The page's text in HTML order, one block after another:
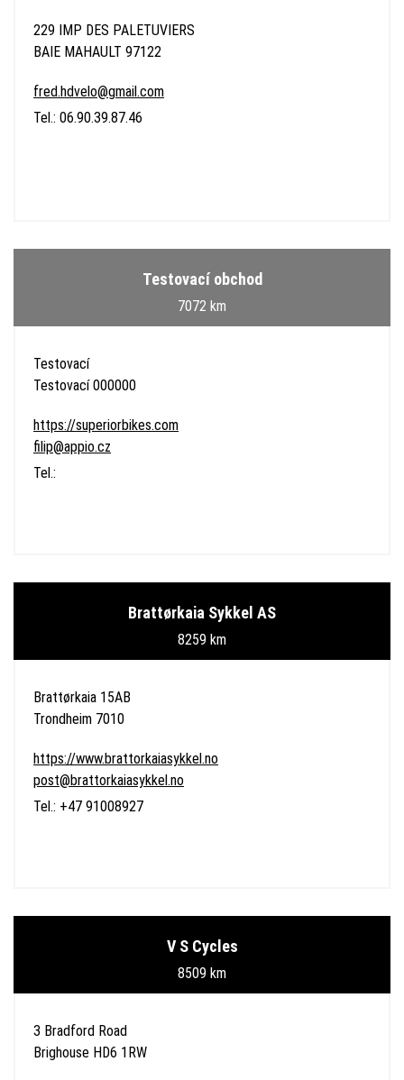
229 IMP DES PALETUVIERS
BAIE MAHAULT 97122
fred.hdvelo@gmail.com
Tel.: 06.90.39.87.46
Testovací obchod
7072 km
Testovací
Testovací 000000
https://superiorbikes.com
filip@appio.cz
Tel.:
Brattørkaia Sykkel AS
8259 km
Brattørkaia 15AB
Trondheim 7010
https://www.brattorkaiasykkel.no
post@brattorkaiasykkel.no
Tel.: +47 91008927
V S Cycles
8509 km
3 Bradford Road
Brighouse HD6 1RW